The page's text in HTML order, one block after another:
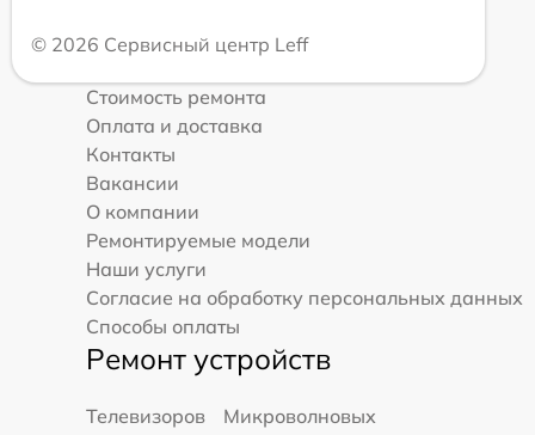
© 2026 Сервисный центр Leff
Стоимость ремонта
Оплата и доставка
Контакты
Вакансии
О компании
Ремонтируемые модели
Наши услуги
Согласие на обработку персональных данных
Способы оплаты
Ремонт устройств
Телевизоров
Микроволновых